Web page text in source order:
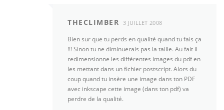
THECLIMBER 3 JUILLET 2008
Bien sur que tu perds en qualité quand tu fais ça
!!! Sinon tu ne diminuerais pas la taille. Au fait il
redimensionne les différentes images du pdf en
les mettant dans un fichier postscript. Alors du
coup quand tu insère une image dans ton PDF
avec inkscape cette image (dans ton pdf) va
perdre de la qualité.